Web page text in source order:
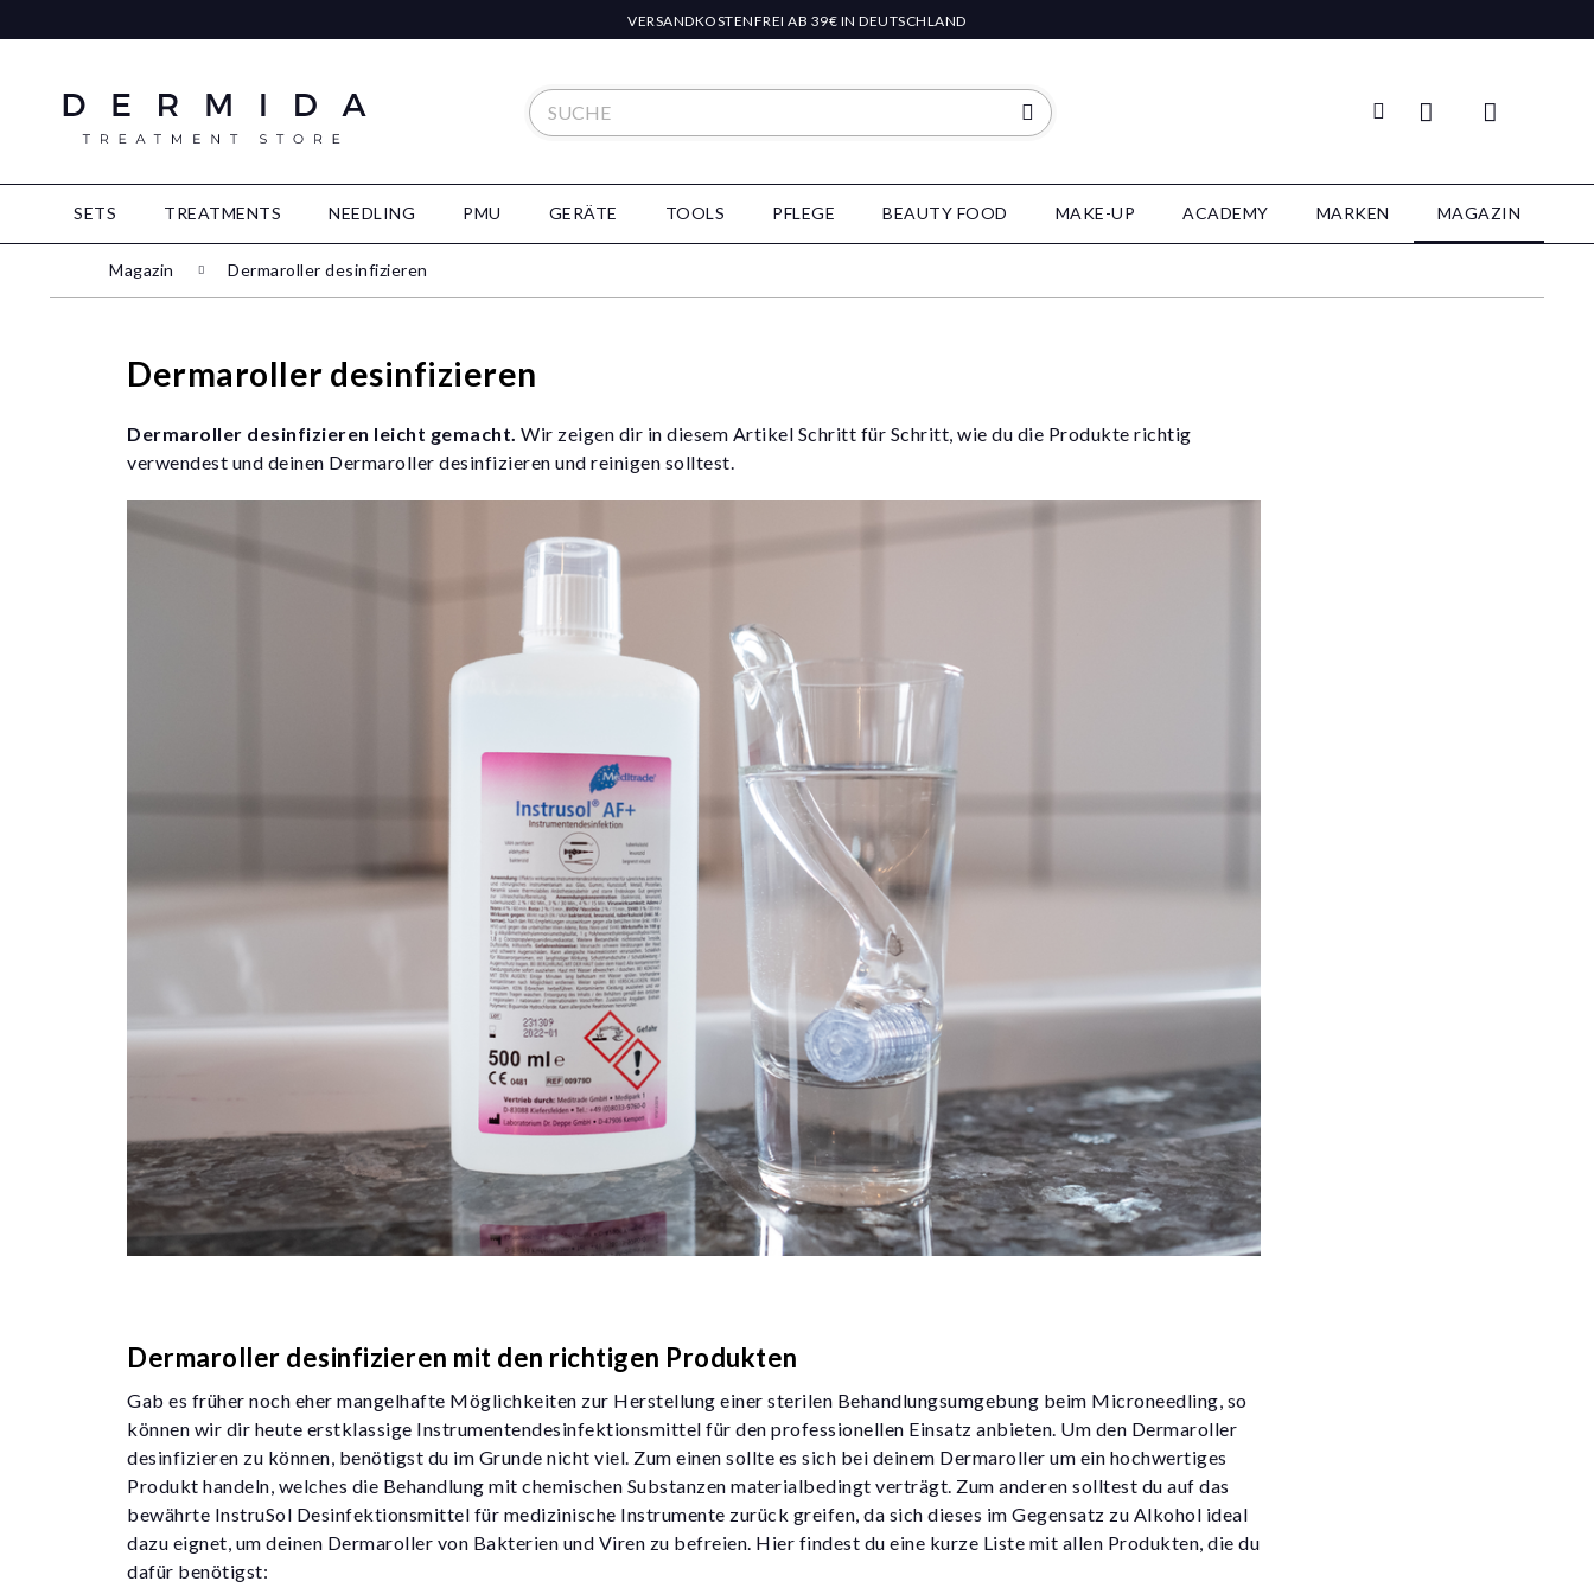
VERSANDKOSTENFREI AB 39€ IN DEUTSCHLAND
SETS TREATMENTS NEEDLING PMU GERÄTE TOOLS PFLEGE BEAUTY FOOD MAKE-UP ACADEMY MARKEN MAGAZIN
Magazin Dermaroller desinfizieren
Dermaroller desinfizieren
Dermaroller desinfizieren leicht gemacht. Wir zeigen dir in diesem Artikel Schritt für Schritt, wie du die Produkte richtig
verwendest und deinen Dermaroller desinfizieren und reinigen solltest.
Dermaroller desinfizieren mit den richtigen Produkten
Gab es früher noch eher mangelhafte Möglichkeiten zur Herstellung einer sterilen Behandlungsumgebung beim Microneedling, so
können wir dir heute erstklassige Instrumentendesinfektionsmittel für den professionellen Einsatz anbieten. Um den Dermaroller
desinfizieren zu können, benötigst du im Grunde nicht viel. Zum einen sollte es sich bei deinem Dermaroller um ein hochwertiges
Produkt handeln, welches die Behandlung mit chemischen Substanzen materialbedingt verträgt. Zum anderen solltest du auf das
bewährte InstruSol Desinfektionsmittel für medizinische Instrumente zurück greifen, da sich dieses im Gegensatz zu Alkohol ideal
dazu eignet, um deinen Dermaroller von Bakterien und Viren zu befreien. Hier findest du eine kurze Liste mit allen Produkten, die du
dafür benötigst: